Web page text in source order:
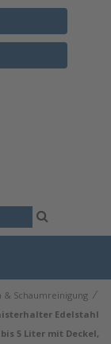
& Schaumreinigung ⁄
Edelstahl
bis 5 Liter mit Deckel,